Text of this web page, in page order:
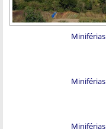
Miniférias
Miniférias
Miniférias